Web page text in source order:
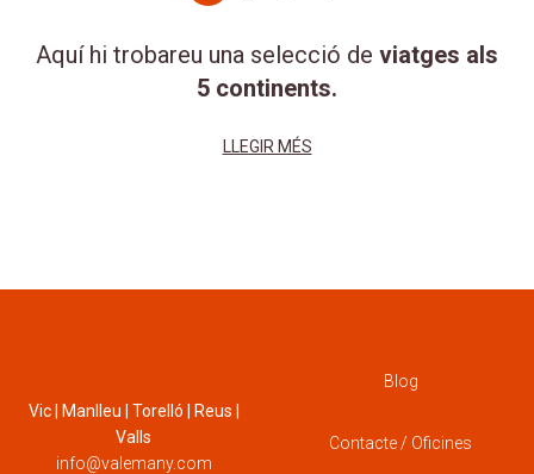
Aquí hi trobareu una selecció de viatges als
5 continents.
LLEGIR MÉS
Vic | Manlleu | Torelló | Reus |
Valls
info@valemany.com
Blog
Contacte / Oficines